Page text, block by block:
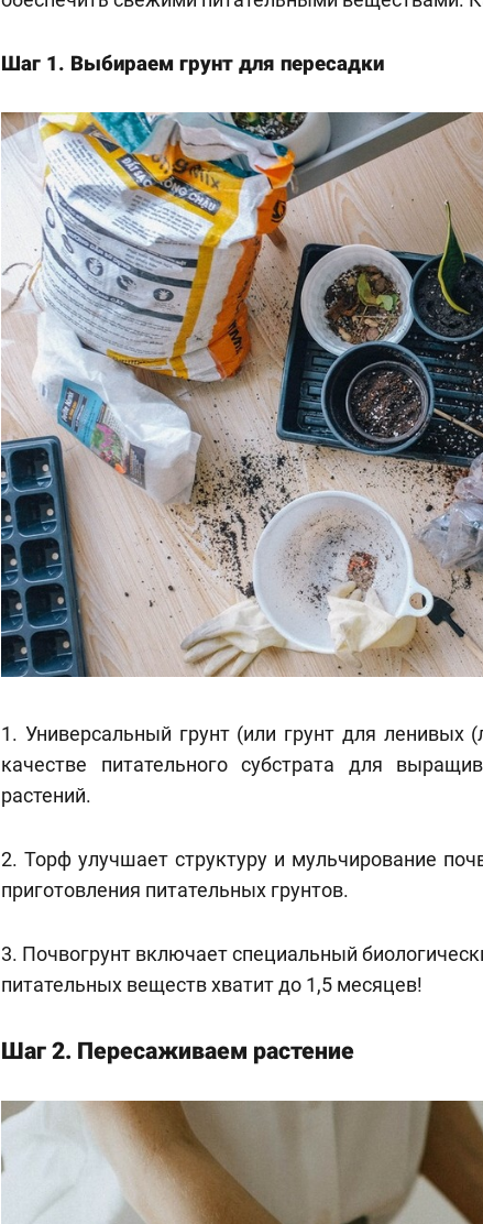
Шаг 1. Выбираем грунт для пересадки
1. Универсальный грунт (или грунт для ленивых
качестве питательного субстрата для
растений.
2. Торф улучшает структуру и мульчирование
приготовления питательных грунтов.
3. Почвогрунт включает специальный
питательных веществ хватит до 1,5 месяцев!
Шаг 2. Пересаживаем растение